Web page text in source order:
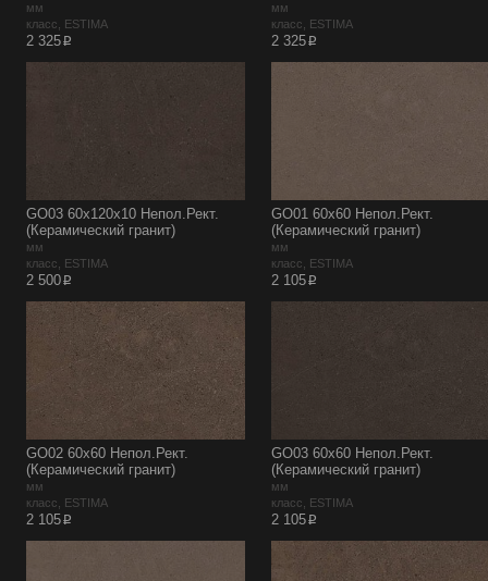
мм
класс, ESTIMA
2 325p
мм
класс, ESTIMA
2 325p
GO03 60x120x10 Непол.Рект.
(Керамический гранит)
мм
класс, ESTIMA
2 500p
GO01 60x60 Непол.Рект.
(Керамический гранит)
мм
класс, ESTIMA
2 105p
GO02 60x60 Непол.Рект.
(Керамический гранит)
мм
класс, ESTIMA
2 105p
GO03 60x60 Непол.Рект.
(Керамический гранит)
мм
класс, ESTIMA
2 105p